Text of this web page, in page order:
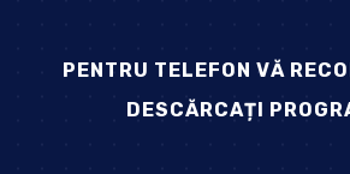
PENTRU TELEFON VĂ
DESCĂRCAȚI